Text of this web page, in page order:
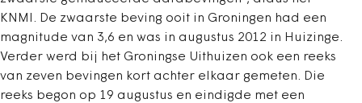
KNMI. De zwaarste beving ooit in Groningen had een
magnitude van 3,6 en was in augustus 2012 in Huizinge.
Verder werd bij het Groningse Uithuizen ook een reeks
van zeven bevingen kort achter elkaar gemeten. Die
reeks begon op 19 augustus en eindigde met een